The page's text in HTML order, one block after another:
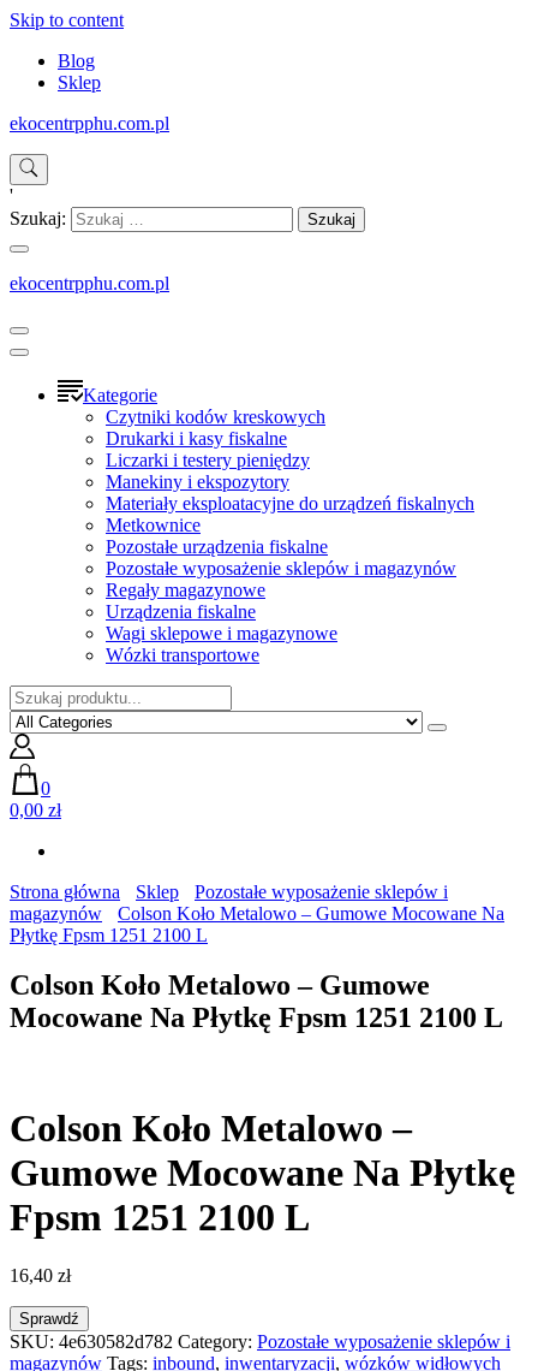
Skip to content
Blog
Sklep
ekocentrpphu.com.pl
'
Szukaj:
ekocentrpphu.com.pl
Kategorie
Czytniki kodów kreskowych
Drukarki i kasy fiskalne
Liczarki i testery pieniędzy
Manekiny i ekspozytory
Materiały eksploatacyjne do urządzeń fiskalnych
Metkownice
Pozostałe urządzenia fiskalne
Pozostałe wyposażenie sklepów i magazynów
Regały magazynowe
Urządzenia fiskalne
Wagi sklepowe i magazynowe
Wózki transportowe
0
0,00 zł
Strona główna Sklep
Pozostałe wyposażenie sklepów i
magazynów
Colson Koło Metalowo – Gumowe Mocowane Na
Płytkę Fpsm 1251 2100 L
Colson Koło Metalowo – Gumowe
Mocowane Na Płytkę Fpsm 1251 2100 L
Colson Koło Metalowo –
Gumowe Mocowane Na Płytkę
Fpsm 1251 2100 L
16,40 zł
Sprawdź
SKU: 4e630582d782 Category: Pozostałe wyposażenie sklepów i
magazynów Tags: inbound, inwentaryzacji, wózków widłowych